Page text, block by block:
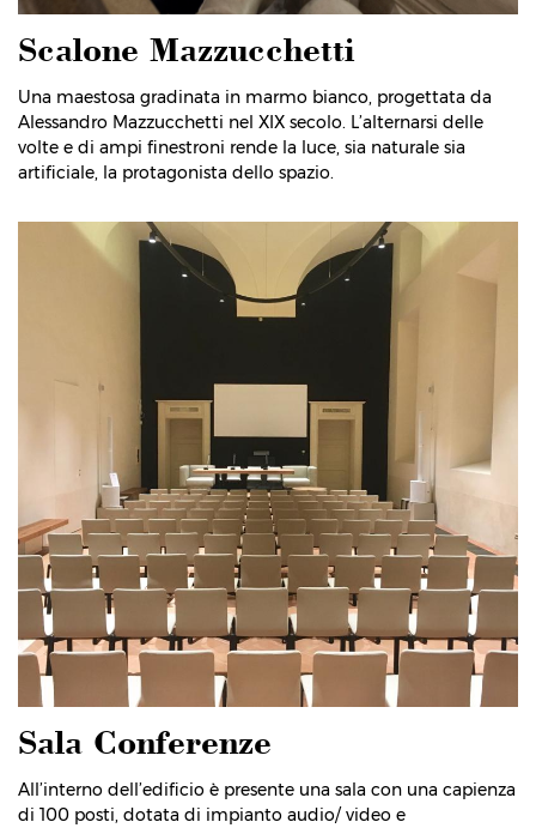
Scalone Mazzucchetti
Una maestosa gradinata in marmo bianco, progettata da
Alessandro Mazzucchetti nel XIX secolo. L’alternarsi delle
volte e di ampi finestroni rende la luce, sia naturale sia
artificiale, la protagonista dello spazio.
Sala Conferenze
All’interno dell’edificio è presente una sala con una capienza
di 100 posti, dotata di impianto audio/ video e